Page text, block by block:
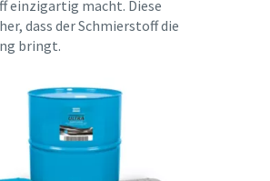
einzigartig macht. Diese
dass der Schmierstoff die
bringt.